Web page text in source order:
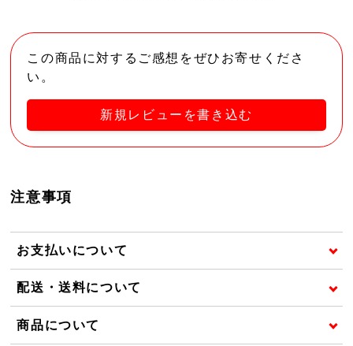
この商品に対するご感想をぜひお寄せくださ
い。
新規レビューを書き込む
注意事項
お支払いについて
配送・送料について
商品について